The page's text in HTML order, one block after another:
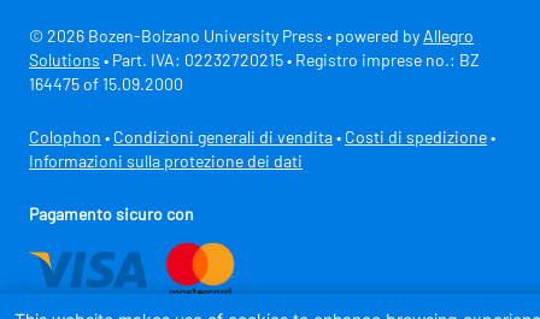
© 2026 Bozen-Bolzano University Press • powered by Allegro
Solutions • Part. IVA: 02232720215 • Registro imprese no.: BZ
164475 of 15.09.2000
Colophon • Condizioni generali di vendita • Costi di spedizione •
Informazioni sulla protezione dei dati
Pagamento sicuro con